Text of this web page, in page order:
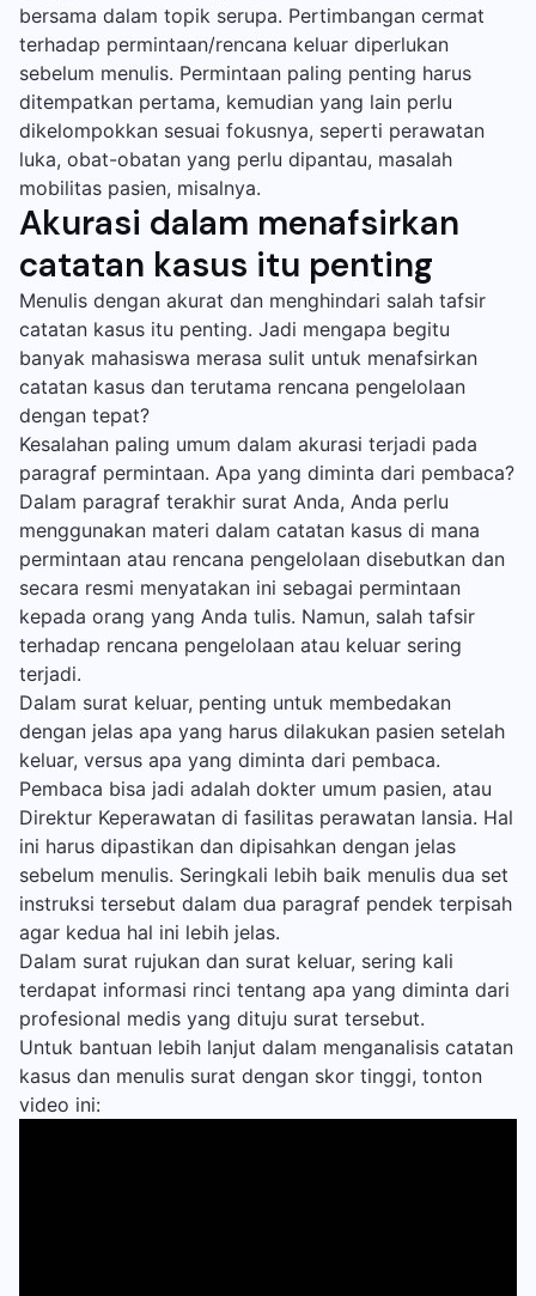
bersama dalam topik serupa. Pertimbangan cermat
terhadap permintaan/rencana keluar diperlukan
sebelum menulis. Permintaan paling penting harus
ditempatkan pertama, kemudian yang lain perlu
dikelompokkan sesuai fokusnya, seperti perawatan
luka, obat-obatan yang perlu dipantau, masalah
mobilitas pasien, misalnya.
Akurasi dalam menafsirkan
catatan kasus itu penting
Menulis dengan akurat dan menghindari salah tafsir
catatan kasus itu penting. Jadi mengapa begitu
banyak mahasiswa merasa sulit untuk menafsirkan
catatan kasus dan terutama rencana pengelolaan
dengan tepat?
Kesalahan paling umum dalam akurasi terjadi pada
paragraf permintaan. Apa yang diminta dari pembaca?
Dalam paragraf terakhir surat Anda, Anda perlu
menggunakan materi dalam catatan kasus di mana
permintaan atau rencana pengelolaan disebutkan dan
secara resmi menyatakan ini sebagai permintaan
kepada orang yang Anda tulis. Namun, salah tafsir
terhadap rencana pengelolaan atau keluar sering
terjadi.
Dalam surat keluar, penting untuk membedakan
dengan jelas apa yang harus dilakukan pasien setelah
keluar, versus apa yang diminta dari pembaca.
Pembaca bisa jadi adalah dokter umum pasien, atau
Direktur Keperawatan di fasilitas perawatan lansia. Hal
ini harus dipastikan dan dipisahkan dengan jelas
sebelum menulis. Seringkali lebih baik menulis dua set
instruksi tersebut dalam dua paragraf pendek terpisah
agar kedua hal ini lebih jelas.
Dalam surat rujukan dan surat keluar, sering kali
terdapat informasi rinci tentang apa yang diminta dari
profesional medis yang dituju surat tersebut.
Untuk bantuan lebih lanjut dalam menganalisis catatan
kasus dan menulis surat dengan skor tinggi, tonton
video ini: